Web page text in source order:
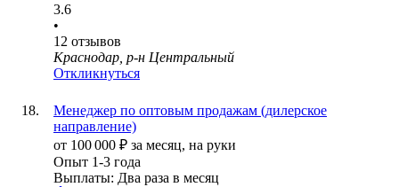
3.6
•
12 отзывов
Краснодар, р-н Центральный
Откликнуться
Менеджер по оптовым продажам (дилерское
направление)
от 100 000 ₽ за месяц, на руки
Опыт 1-3 года
Выплаты: Два раза в месяц